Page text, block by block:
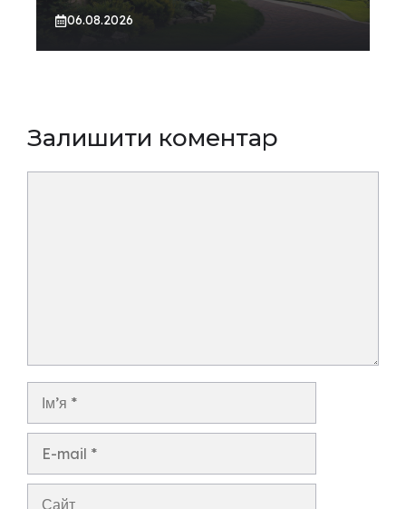
06.08.2026
Залишити коментар
Ім’я
Сайт